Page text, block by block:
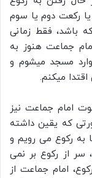
رکعت دوم یا سوم
باشد، فقط زمانی
جماعت هنوز به
مسجد میشوم و
میکنم.
امام جماعت نیز
که یقین داشته
به رکوع می رویم و
از رکوع بر نمی
امام جماعت از